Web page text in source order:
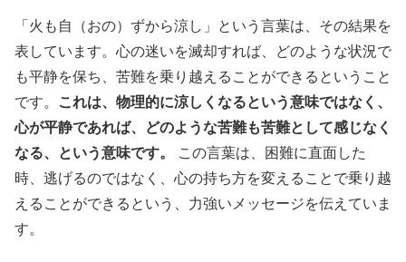
「火も自（おの）ずから涼し」という言葉は、その結果を
表しています。心の迷いを滅却すれば、どのような状況で
も平静を保ち、苦難を乗り越えることができるということ
です。
これは、物理的に涼しくなるという意味ではなく、
心が平静であれば、どのような苦難も苦難として感じなく
なる、という意味です。
この言葉は、困難に直面した
時、逃げるのではなく、心の持ち方を変えることで乗り越
えることができるという、力強いメッセージを伝えていま
す。